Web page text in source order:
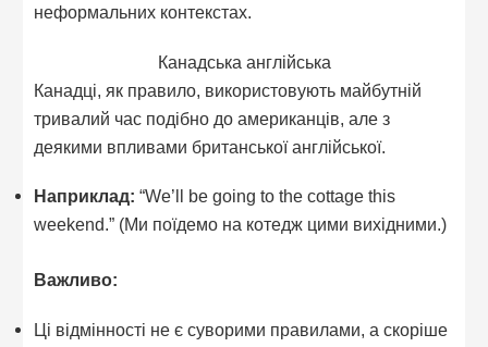
неформальних контекстах.
Канадська англійська
Канадці, як правило, використовують майбутній
тривалий час подібно до американців, але з
деякими впливами британської англійської.
Наприклад: “We’ll be going to the cottage this
weekend.” (Ми поїдемо на котедж цими вихідними.)
Важливо:
Ці відмінності не є суворими правилами, а скоріше